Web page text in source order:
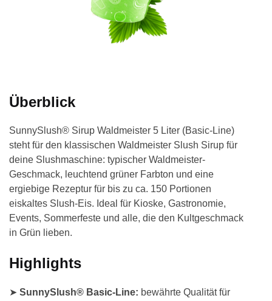
Überblick
SunnySlush® Sirup Waldmeister 5 Liter (Basic-Line)
steht für den klassischen Waldmeister Slush Sirup für
deine Slushmaschine: typischer Waldmeister-
Geschmack, leuchtend grüner Farbton und eine
ergiebige Rezeptur für bis zu ca. 150 Portionen
eiskaltes Slush-Eis. Ideal für Kioske, Gastronomie,
Events, Sommerfeste und alle, die den Kultgeschmack
in Grün lieben.
Highlights
➤ SunnySlush® Basic-Line: bewährte Qualität für